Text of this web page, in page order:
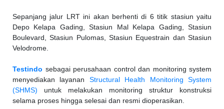
Sepanjang jalur LRT ini akan berhenti di 6 titik stasiun yaitu
Depo Kelapa Gading, Stasiun Mal Kelapa Gading, Stasiun
Boulevard, Stasiun Pulomas, Stasiun Equestrain dan Stasiun
Velodrome.
Testindo sebagai perusahaan control dan monitoring system
menyediakan layanan Structural Health Monitoring System
(SHMS) untuk melakukan monitoring struktur konstruksi
selama proses hingga selesai dan resmi dioperasikan.